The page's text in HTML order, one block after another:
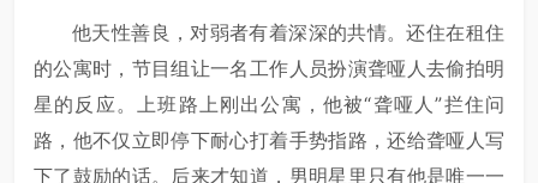
他天性善良，对弱者有着深深的共情。还住在租住
的公寓时，节目组让一名工作人员扮演聋哑人去偷拍明
星的反应。上班路上刚出公寓，他被“聋哑人”拦住问
路，他不仅立即停下耐心打着手势指路，还给聋哑人写
下了鼓励的话。后来才知道，男明星里只有他是唯一一